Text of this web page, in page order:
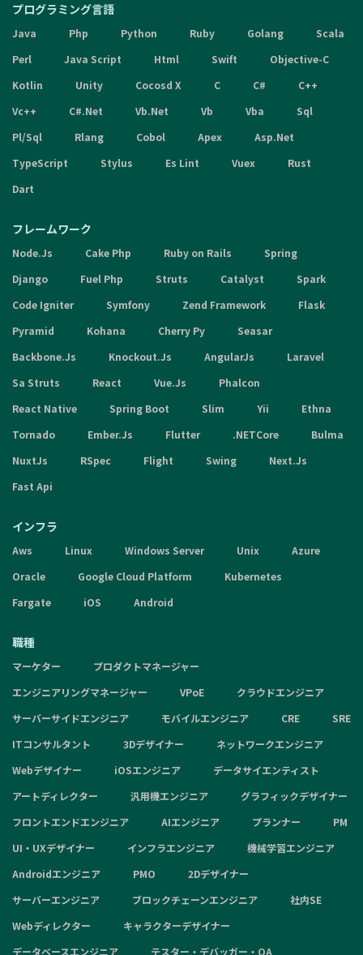
プログラミング言語
Java Php Python Ruby Golang
Scala
Perl
Java Script Html Swift
Objective-C
Kotlin
Unity Cocosd X C C#
C++
Vc++
C#.Net Vb.Net Vb Vba
Sql
Pl/Sql
Rlang Cobol Apex
Asp.Net
TypeScript
Stylus Es Lint Vuex
Rust
Dart
フレームワーク
Node.Js Cake Php Ruby on Rails
Spring
Django
Fuel Php Struts Catalyst
Spark
Code Igniter
Symfony Zend Framework
Flask
Pyramid
Kohana Cherry Py
Seasar
Backbone.Js
Knockout.Js AngularJs
Laravel
Sa Struts
React Vue.Js
Phalcon
React Native
Spring Boot Slim Yii
Ethna
Tornado
Ember.Js Flutter .NETCore
Bulma
NuxtJs
RSpec Flight Swing
Next.Js
Fast Api
インフラ
Aws Linux Windows Server Unix
Azure
Oracle
Google Cloud Platform
Kubernetes
Fargate
iOS Android
職種
マーケター
プロダクトマネージャー
エンジニアリングマネージャー
VPoE
クラウドエンジニア
サーバーサイドエンジニア
モバイルエンジニア CRE
SRE
ITコンサルタント
3Dデザイナー
ネットワークエンジニア
Webデザイナー
iOSエンジニア
データサイエンティスト
アートディレクター
汎用機エンジニア
グラフィックデザイナー
フロントエンドエンジニア
AIエンジニア プランナー
PM
UI・UXデザイナー
インフラエンジニア
機械学習エンジニア
Androidエンジニア
PMO
2Dデザイナー
サーバーエンジニア
ブロックチェーンエンジニア
社内SE
Webディレクター
キャラクターデザイナー
データベースエンジニア
テスター・デバッガー・QA